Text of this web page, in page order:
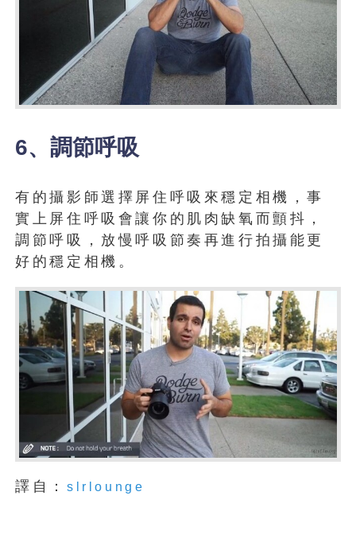
6、調節呼吸
有的攝影師選擇屏住呼吸來穩定相機，事
實上屏住呼吸會讓你的肌肉缺氧而顫抖，
調節呼吸，放慢呼吸節奏再進行拍攝能更
好的穩定相機。
譯自： slrlounge